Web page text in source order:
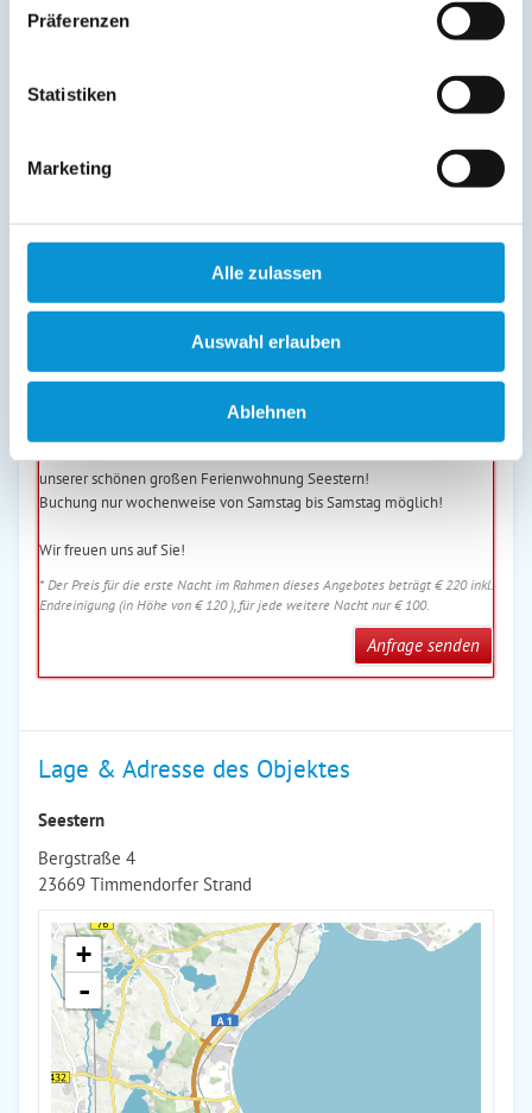
Präferenzen
Statistiken
Marketing
Alle zulassen
Auswahl erlauben
Ablehnen
in Timmendorfer Strand
Größe
Personen
€ *
pro
unserer schönen großen Ferienwohnung Seestern!
Buchung nur wochenweise von Samstag bis Samstag möglich!
Wir freuen uns auf Sie!
* Der Preis für die erste Nacht im Rahmen dieses Angebotes beträgt € 220 inkl.
Endreinigung (in Höhe von € 120 ), für jede weitere Nacht nur € 100.
Anfrage senden
Lage & Adresse des Objektes
Seestern
Bergstraße 4
23669 Timmendorfer Strand
+
-